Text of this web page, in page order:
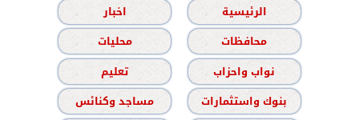
الرئيسية
اخبار
محافظات
محليات
نواب واحزاب
تعليم
بنوك واستثمارات
مساجد وكنائس